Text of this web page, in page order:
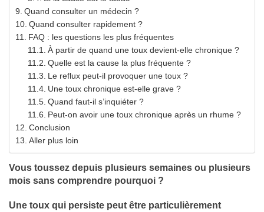
Quand consulter un médecin ?
Quand consulter rapidement ?
FAQ : les questions les plus fréquentes
À partir de quand une toux devient-elle chronique ?
Quelle est la cause la plus fréquente ?
Le reflux peut-il provoquer une toux ?
Une toux chronique est-elle grave ?
Quand faut-il s’inquiéter ?
Peut-on avoir une toux chronique après un rhume ?
Conclusion
Aller plus loin
Vous toussez depuis plusieurs semaines ou plusieurs
mois sans comprendre pourquoi ?
Une toux qui persiste peut être particulièrement